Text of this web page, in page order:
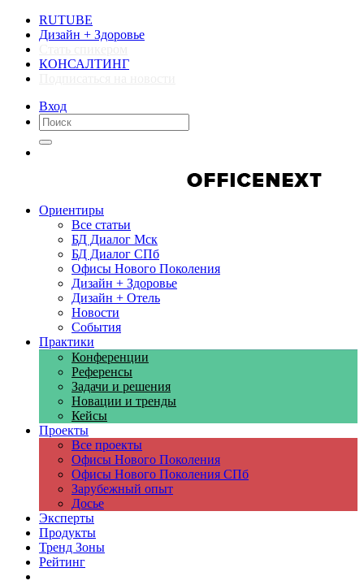
RUTUBE
Дизайн + Здоровье
КОНСАЛТИНГ
Вход
Ориентиры
Все статьи
БД Диалог Мск
БД Диалог СПб
Офисы Нового Поколения
Дизайн + Здоровье
Дизайн + Отель
Новости
События
Практики
Конференции
Референсы
Задачи и решения
Новации и тренды
Кейсы
Проекты
Все проекты
Офисы Нового Поколения
Офисы Нового Поколения СПб
Зарубежный опыт
Досье
Эксперты
Продукты
Тренд Зоны
Рейтинг